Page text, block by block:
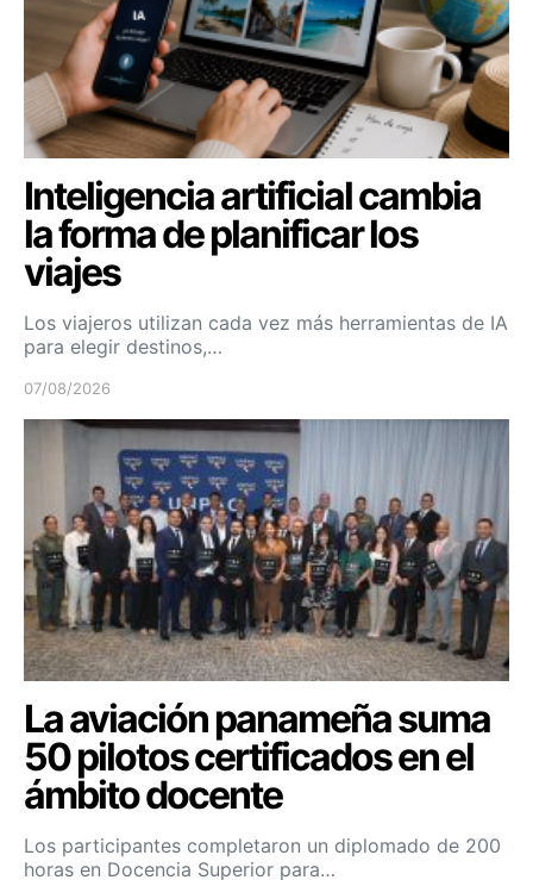
Inteligencia artificial cambia
la forma de planificar los
viajes
Los viajeros utilizan cada vez más herramientas de IA
para elegir destinos,…
07/08/2026
La aviación panameña suma
50 pilotos certificados en el
ámbito docente
Los participantes completaron un diplomado de 200
horas en Docencia Superior para…